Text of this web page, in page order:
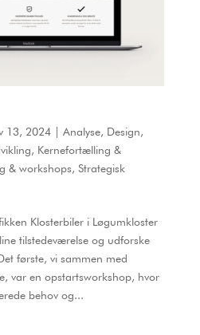
13, 2024| Analyse, Design,
, Kernefortælling &
& workshops, Strategisk
Klosterbiler i Løgumkloster
tilstedeværelse og udforske
første, vi sammen med
var en opstartsworkshop, hvor
behov og...